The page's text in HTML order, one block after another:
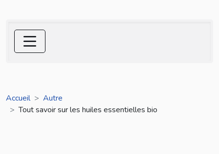
Accueil
Autre
Tout savoir sur les huiles essentielles bio